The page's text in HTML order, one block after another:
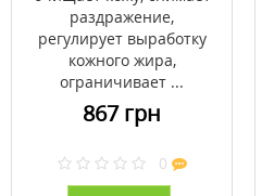
раздражение,
регулирует выработку
кожного жира,
ограничивает ...
867 грн
0